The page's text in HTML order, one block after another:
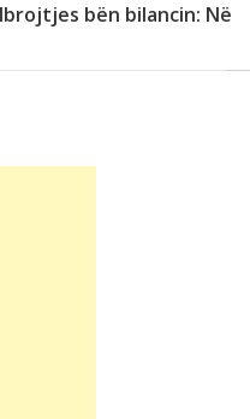
bën bilancin: Në